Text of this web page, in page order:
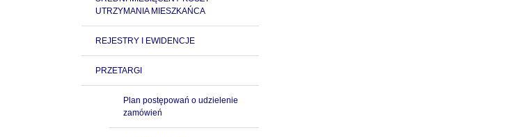
UTRZYMANIA MIESZKAŃCA
REJESTRY I EWIDENCJE
PRZETARGI
Plan postępowań o udzielenie
zamówień